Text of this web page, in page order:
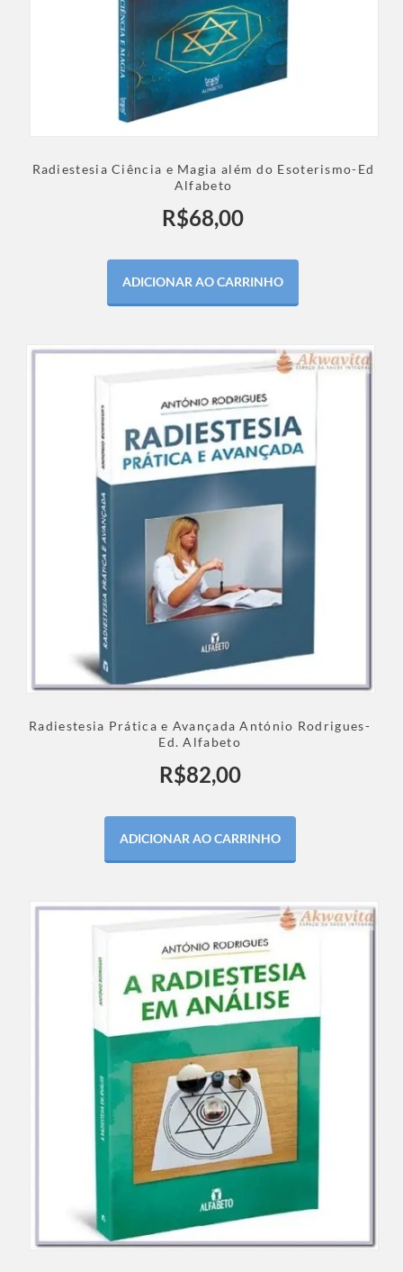
Radiestesia Ciência e Magia além do Esoterismo-Ed
Alfabeto
R$68,00
ADICIONAR AO CARRINHO
Radiestesia Prática e Avançada António Rodrigues-
Ed. Alfabeto
R$82,00
ADICIONAR AO CARRINHO